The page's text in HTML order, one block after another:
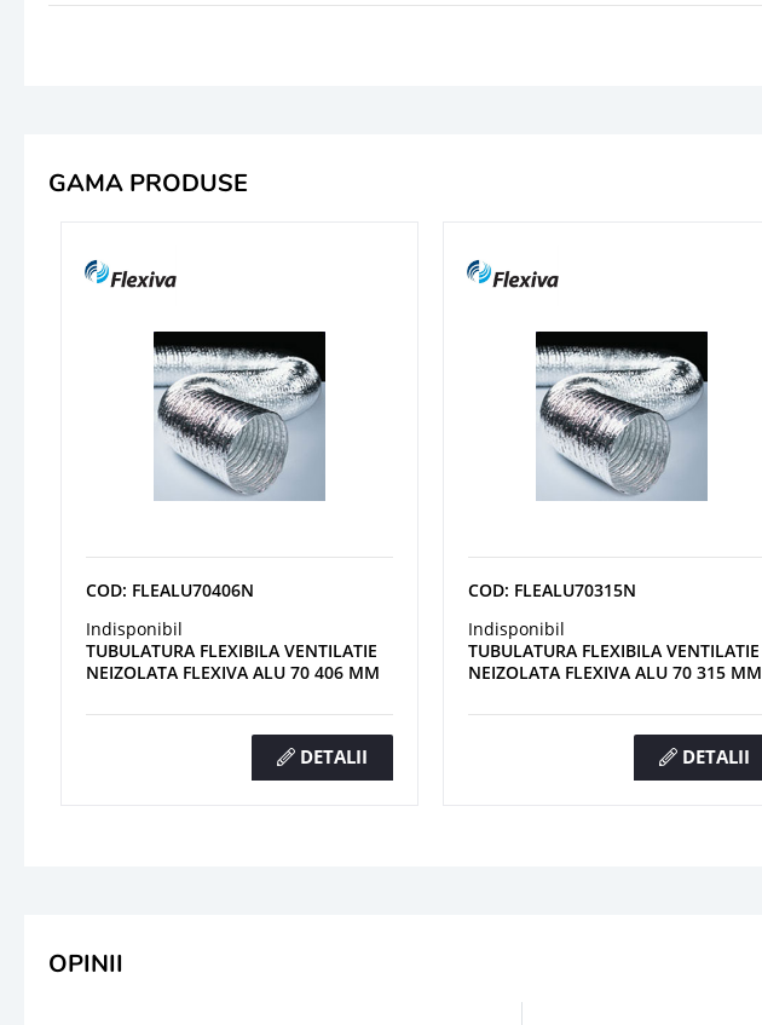
GAMA PRODUSE
COD: FLEALU70406N
Indisponibil
TUBULATURA FLEXIBILA VENTILATIE
NEIZOLATA FLEXIVA ALU 70 406 MM
DETALII
COD: FLEALU70315N
Indisponibil
TUBULATURA FLEXIBILA VENTILATIE
NEIZOLATA FLEXIVA ALU 70 315 MM
DETALII
OPINII